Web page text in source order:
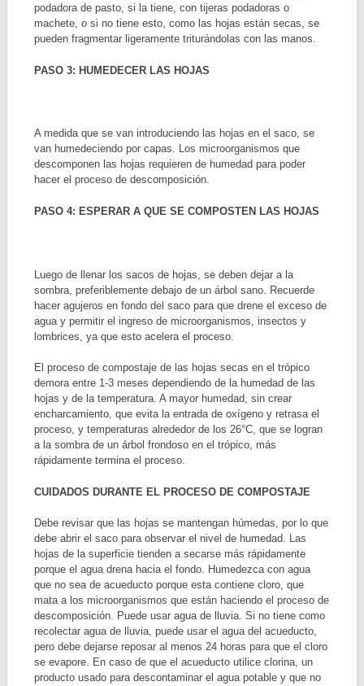
podadora de pasto, si la tiene, con tijeras podadoras o
machete, o si no tiene esto, como las hojas están secas, se
pueden fragmentar ligeramente triturándolas con las manos.
PASO 3: HUMEDECER LAS HOJAS
A medida que se van introduciendo las hojas en el saco, se
van humedeciendo por capas. Los microorganismos que
descomponen las hojas requieren de humedad para poder
hacer el proceso de descomposición.
PASO 4: ESPERAR A QUE SE COMPOSTEN LAS HOJAS
Luego de llenar los sacos de hojas, se deben dejar a la
sombra, preferiblemente debajo de un árbol sano. Recuerde
hacer agujeros en fondo del saco para que drene el exceso de
agua y permitir el ingreso de microorganismos, insectos y
lombrices, ya que esto acelera el proceso.
El proceso de compostaje de las hojas secas en el trópico
demora entre 1-3 meses dependiendo de la humedad de las
hojas y de la temperatura. A mayor humedad, sin crear
encharcamiento, que evita la entrada de oxígeno y retrasa el
proceso, y temperaturas alrededor de los 26°C, que se logran
a la sombra de un árbol frondoso en el trópico, más
rápidamente termina el proceso.
CUIDADOS DURANTE EL PROCESO DE COMPOSTAJE
Debe revisar que las hojas se mantengan húmedas, por lo que
debe abrir el saco para observar el nivel de humedad. Las
hojas de la superficie tienden a secarse más rápidamente
porque el agua drena hacia el fondo. Humedezca con agua
que no sea de acueducto porque esta contiene cloro, que
mata a los microorganismos que están haciendo el proceso de
descomposición. Puede usar agua de lluvia. Si no tiene como
recolectar agua de lluvia, puede usar el agua del acueducto,
pero debe dejarse reposar al menos 24 horas para que el cloro
se evapore. En caso de que el acueducto utilice clorina, un
producto usado para descontaminar el agua potable y que no